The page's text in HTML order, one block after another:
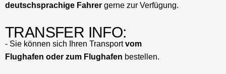
deutschsprachige Fahrer gerne zur Verfügung.
TRANSFER INFO:
- Sie können sich Ihren Transportvom
Flughafen oder zum Flughafen bestellen.